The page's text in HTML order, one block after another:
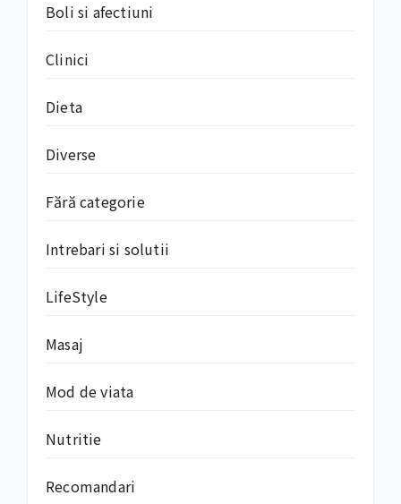
Boli si afectiuni
Clinici
Dieta
Diverse
Fără categorie
Intrebari si solutii
LifeStyle
Masaj
Mod de viata
Nutritie
Recomandari